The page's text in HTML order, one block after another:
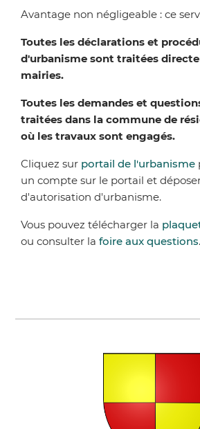
Avantage non négligeable : ce
Toutes les déclarations et
d'urbanisme sont traitées
mairies.
Toutes les demandes et
traitées dans la commune de
où les travaux sont engagés.
Cliquez sur portail de l'urbanisme
un compte sur le portail et
d'autorisation d'urbanisme.
Vous pouvez télécharger la
ou consulter la foire aux questions.